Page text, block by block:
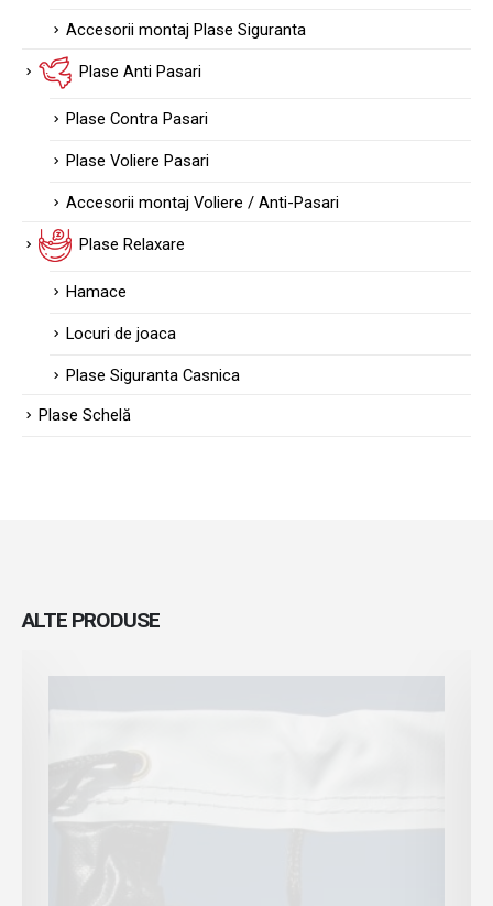
Accesorii montaj Plase Siguranta
Plase Anti Pasari
Plase Contra Pasari
Plase Voliere Pasari
Accesorii montaj Voliere / Anti-Pasari
Plase Relaxare
Hamace
Locuri de joaca
Plase Siguranta Casnica
Plase Schelă
ALTE PRODUSE